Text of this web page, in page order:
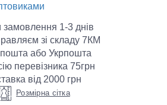
замовлення 1-3 днів
зі складу 7КМ
або Укрпошта
перевізника 75грн
від 2000 грн
Розмірна сітка